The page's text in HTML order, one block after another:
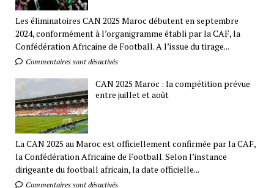
Les éliminatoires CAN 2025 Maroc débutent en septembre
2024, conformément à l’organigramme établi par la CAF, la
Confédération Africaine de Football. A l’issue du tirage...
Commentaires sont désactivés
CAN 2025 Maroc : la compétition prévue
entre juillet et août
La CAN 2025 au Maroc est officiellement confirmée par la CAF,
la Confédération Africaine de Football. Selon l’instance
dirigeante du football africain, la date officielle...
Commentaires sont désactivés